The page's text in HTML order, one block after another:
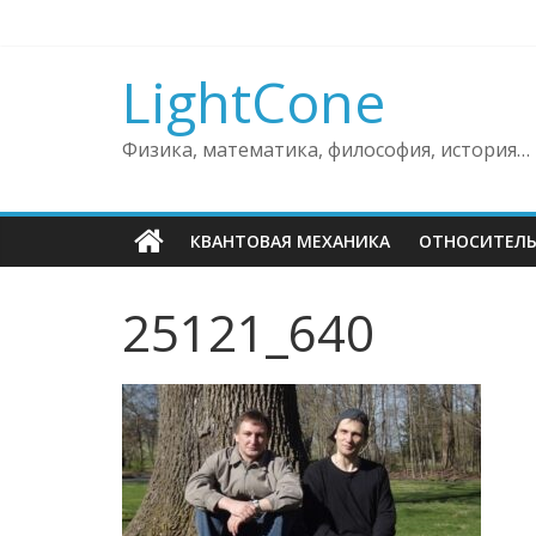
LightCone
Физика, математика, философия, история…
КВАНТОВАЯ МЕХАНИКА
25121_640